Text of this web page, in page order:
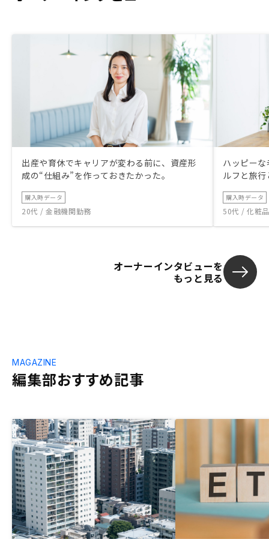
出産や育休でキャリアが変わる前に、資産形
成の“仕組み”を作っておきたかった。
購入時データ
20代 / 金融機関勤務
ハッピー
ルフと旅
購入時データ
50代 / 化粧
オーナーインタビューを
もっと見る
編集部おすすめ記事
MAGAZINE